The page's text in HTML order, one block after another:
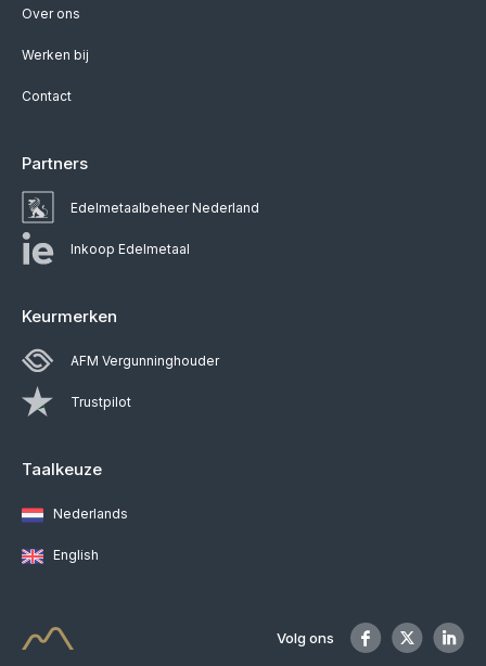
Over ons
Werken bij
Contact
Partners
Edelmetaalbeheer Nederland
Inkoop Edelmetaal
Keurmerken
AFM Vergunninghouder
Trustpilot
Taalkeuze
Nederlands
English
Volg ons